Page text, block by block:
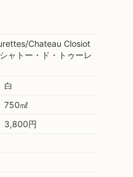
Chateau Closiot
ャトー・ド・トゥーレ
白
750㎖
3,800円